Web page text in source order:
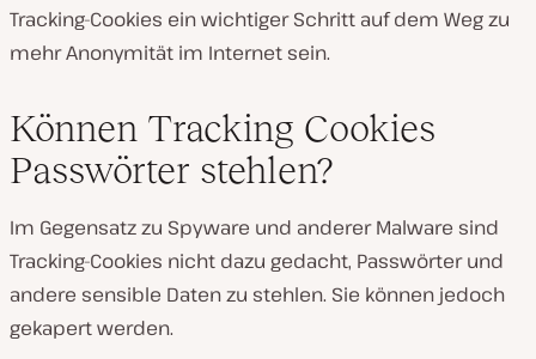
Tracking-Cookies ein wichtiger Schritt auf dem Weg zu
mehr Anonymität im Internet sein.
Können Tracking Cookies
Passwörter stehlen?
Im Gegensatz zu Spyware und anderer Malware sind
Tracking-Cookies nicht dazu gedacht, Passwörter und
andere sensible Daten zu stehlen. Sie können jedoch
gekapert werden.